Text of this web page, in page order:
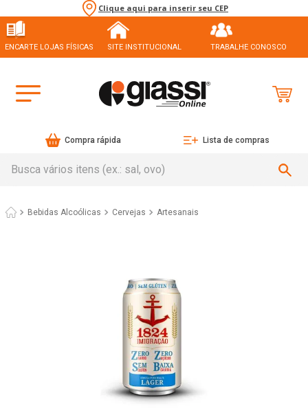
Clique aqui para inserir seu CEP
ENCARTE LOJAS FÍSICAS SITE INSTITUCIONAL TRABALHE CONOSCO
Compra rápida Lista de compras
Bebidas Alcoólicas Cervejas Artesanais